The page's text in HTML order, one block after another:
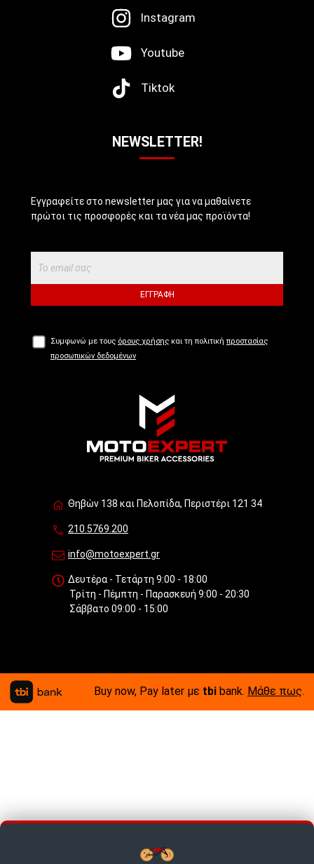
Instagram
Youtube
Tiktok
NEWSLETTER!
Εγγραφείτε στο newsletter μας για να μαθαίνετε
πρώτοι τις προσφορές και τα νέα μας προϊόντα!
ΕΓΓΡΑΦΉ
Συμφωνώ με τους όρους χρήσης και τη πολιτική προστασίας
προσωπικών δεδομένων
Θηβών 138 και Πελοπίδα, Περιστέρι 121 34
210.5769.200
info@motoexpert.gr
Δευτέρα - Τετάρτη 9:00 - 18:00
Τρίτη - Πέμπτη - Παρασκευή 9:00 - 20:30
Σάββατο 09:00 - 15:00
Buy now, Pay later με tbi bank. Μάθε πως.